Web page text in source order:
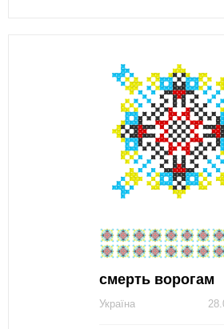
смерть ворогам
Україна